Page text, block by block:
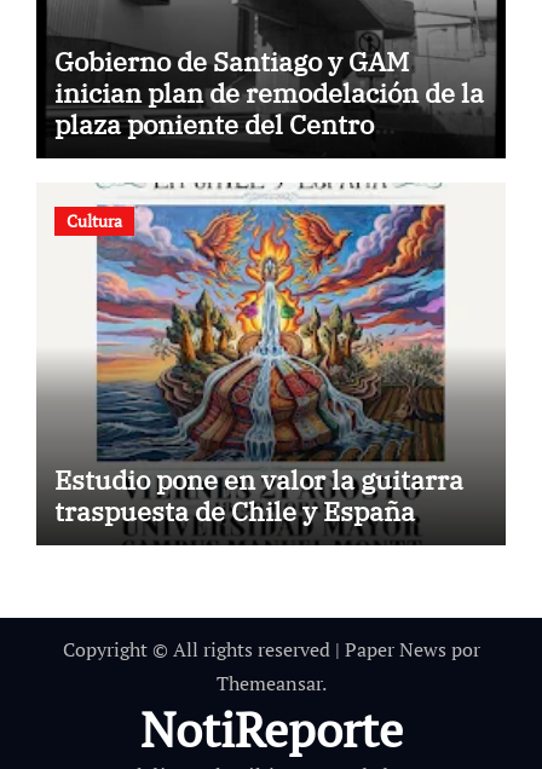
Gobierno de Santiago y GAM
inician plan de remodelación de la
plaza poniente del Centro
Cultural.
Cultura
Estudio pone en valor la guitarra
traspuesta de Chile y España
Copyright © All rights reserved | Paper News por
Themeansar.
NotiReporte